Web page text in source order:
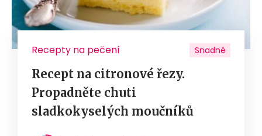
Recepty na pečení Snadné
Recept na citronové řezy.
Propadněte chuti
sladkokyselých moučníků